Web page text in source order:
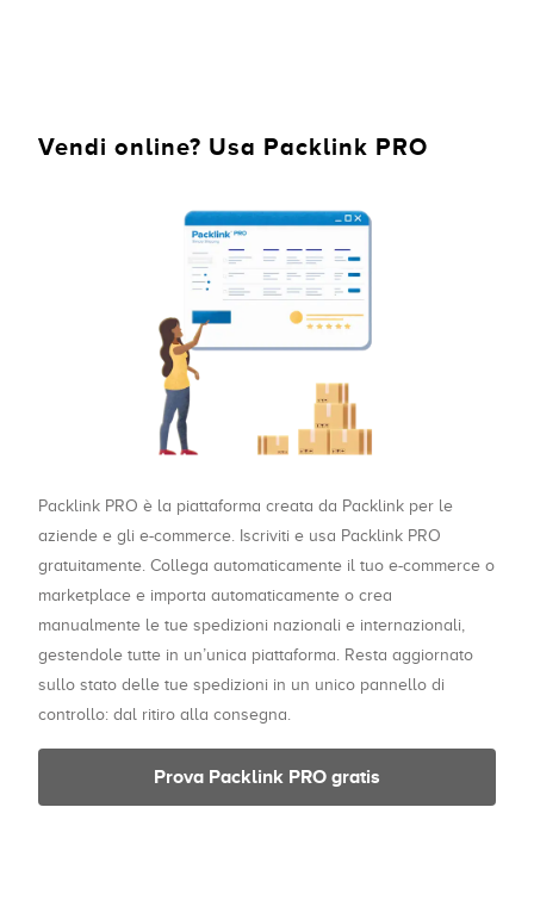
Vendi online? Usa Packlink PRO
Packlink PRO è la piattaforma creata da Packlink per le
aziende e gli e-commerce. Iscriviti e usa Packlink PRO
gratuitamente. Collega automaticamente il tuo e-commerce o
marketplace e importa automaticamente o crea
manualmente le tue spedizioni nazionali e internazionali,
gestendole tutte in un’unica piattaforma. Resta aggiornato
sullo stato delle tue spedizioni in un unico pannello di
controllo: dal ritiro alla consegna.
Prova Packlink PRO gratis